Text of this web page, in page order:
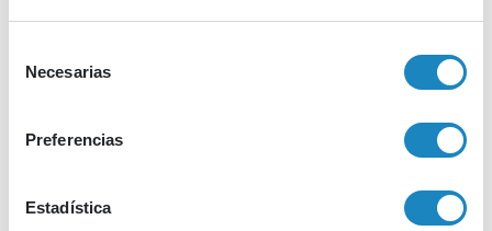
Necesarias
Preferencias
Estadística